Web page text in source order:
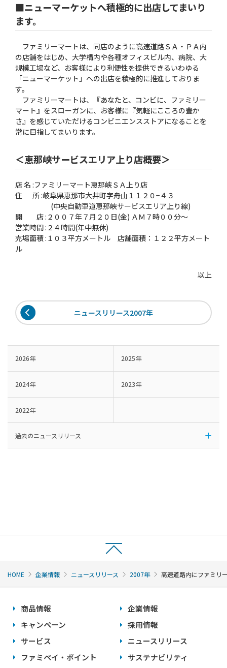
■ニューマーケットへ積極的に出店してまいり
ます。
ファミリーマートは、同店のように高速道路ＳＡ・ＰＡ内
の店舗をはじめ、大学構内や各種オフィスビル内、病院、大
規模工場など、お客様により利便性を提供できるいわゆる
「ニューマーケット」への出店を積極的に推進しておりま
す。
ファミリーマートは、『あなたと、コンビに、ファミリー
マート』をスローガンに、お客様に『気軽にこころの豊か
さ』を感じていただけるコンビニエンスストアになることを
常に目指してまいります。
＜恵那峡サービスエリア上り店概要＞
店 名 :ファミリーマート恵那峡ＳＡ上り店
住 所 :岐阜県恵那市大井町字舟山１１２０−４３
(中央自動車道恵那峡サービスエリア上り線)
開 店 :２００７年７月２０日(金) ＡＭ７時００分〜
営業時間 :２４時間(年中無休)
売場面積 :１０３平方メートル 店舗面積：１２２平方メート
ル
以上
ニュースリリース2007年
2026年 2025年
2024年 2023年
2022年
過去のニュースリリース
HOME 企業情報 ニュースリリース 2007年 高速道路内にファミリ
商品情報
キャンペーン
サービス
ファミペイ・ポイント
企業情報
採用情報
ニュースリリース
サステナビリティ